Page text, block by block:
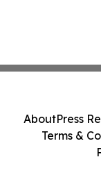
AboutPress
Terms &